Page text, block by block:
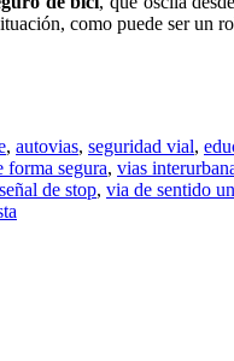
como puede ser un
, autovias, seguridad vial,
forma segura, vias
señal de stop, via de sentido